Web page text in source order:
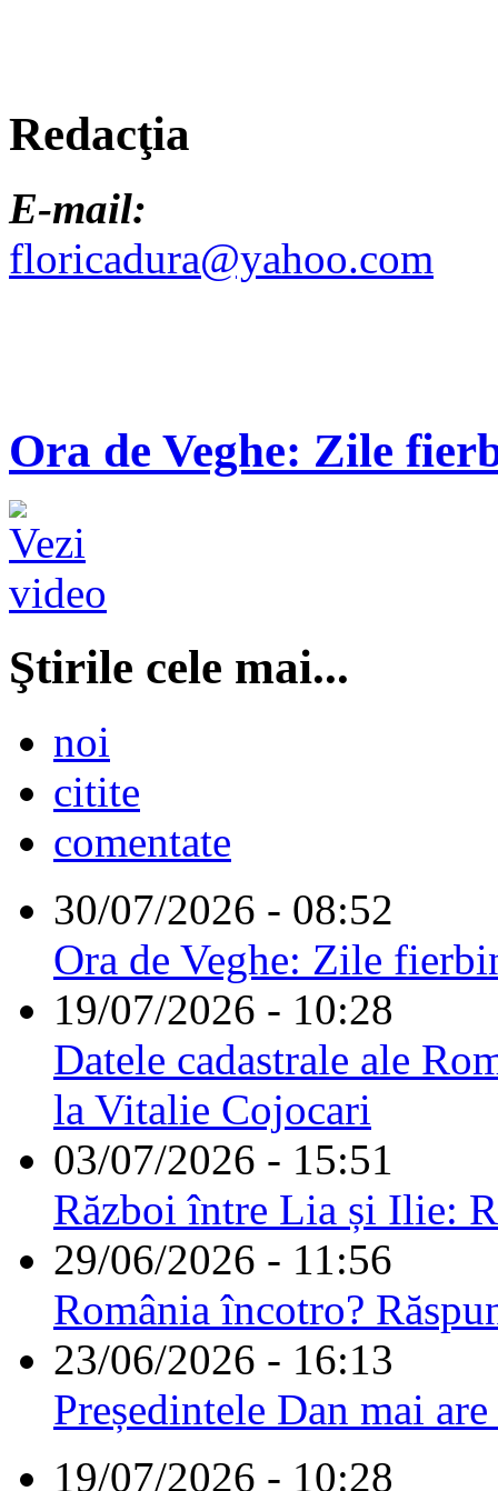
Redacţia
E-mail:
floricadura@yahoo.com
Ora de Veghe: Zile
Ştirile cele mai...
noi
citite
comentate
30/07/2026 - 08:52
Ora de Veghe: Zile
19/07/2026 - 10:28
Datele cadastrale ale
la Vitalie Cojocari
03/07/2026 - 15:51
Război între Lia și Ilie:
29/06/2026 - 11:56
România încotro?
23/06/2026 - 16:13
Președintele Dan mai
19/07/2026 - 10:28